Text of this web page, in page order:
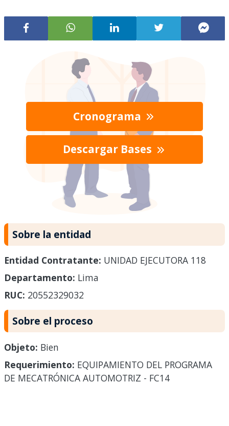
Cronograma
Descargar Bases
Sobre la entidad
Entidad Contratante: UNIDAD EJECUTORA 118
Departamento: Lima
RUC: 20552329032
Sobre el proceso
Objeto: Bien
Requerimiento: EQUIPAMIENTO DEL PROGRAMA
DE MECATRÓNICA AUTOMOTRIZ - FC14